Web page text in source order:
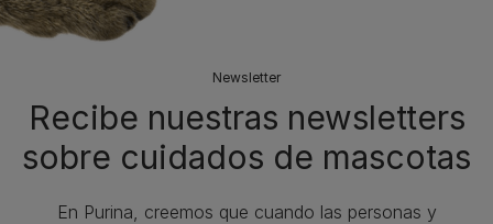
Newsletter
Recibe nuestras newsletters
sobre cuidados de mascotas​
En Purina, creemos que cuando las personas y